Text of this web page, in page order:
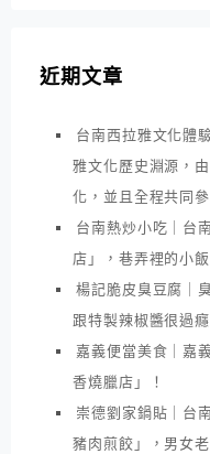
近期文章
台南西拉雅文化體
雅文化歷史淵源，
化，並且全程共同
台南熱炒小吃｜台
店」，巷弄裡的小飯
楊記脆皮臭豆腐｜
跟特製辣椒醬很過癮
嘉義便當美食｜嘉
香燒臘店」！
崇德劉家鍋貼｜台
豬肉煎餃」，男女